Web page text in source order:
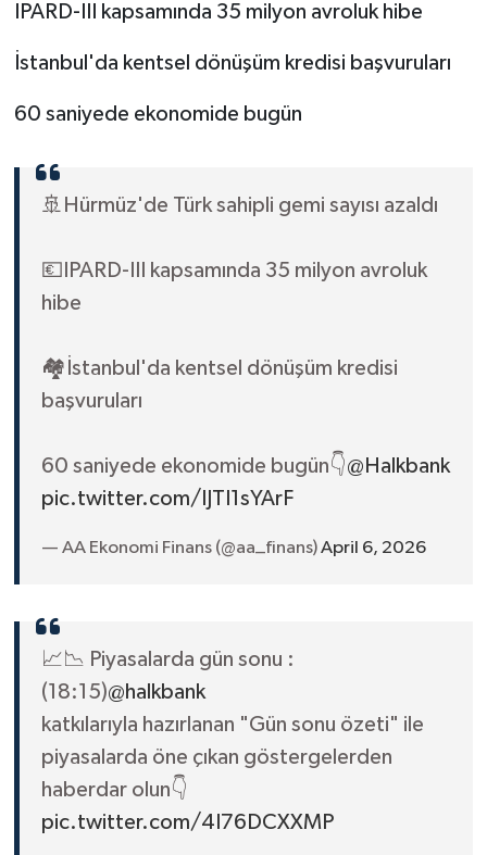
IPARD-III kapsamında 35 milyon avroluk hibe
İstanbul'da kentsel dönüşüm kredisi başvuruları
60 saniyede ekonomide bugün
🚢Hürmüz'de Türk sahipli gemi sayısı azaldı
💶IPARD-III kapsamında 35 milyon avroluk
hibe
🏘️İstanbul'da kentsel dönüşüm kredisi
başvuruları
60 saniyede ekonomide bugün👇@Halkbank
pic.twitter.com/IJTI1sYArF
— AA Ekonomi Finans (@aa_finans)April 6, 2026
📈📉 Piyasalarda gün sonu :
(18:15)@halkbank
katkılarıyla hazırlanan "Gün sonu özeti" ile
piyasalarda öne çıkan göstergelerden
haberdar olun👇
pic.twitter.com/4I76DCXXMP